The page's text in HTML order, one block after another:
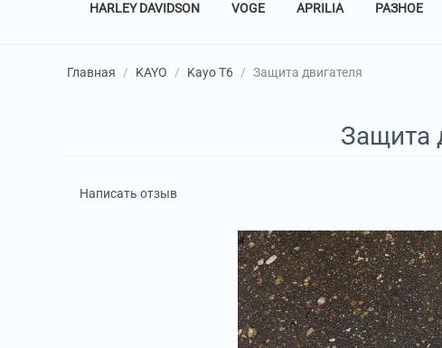
HARLEY DAVIDSON VOGE APRILIA РАЗНОЕ
Главная / KAYO / Kayo T6 / Защита двигателя
Защита
Написать отзыв